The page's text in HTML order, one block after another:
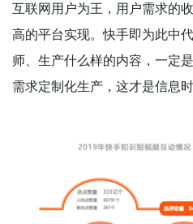
互联网用户为王，用户需求的
高的平台实现。快手即为此中
师、生产什么样的内容，一定
需求定制化生产，这才是信息